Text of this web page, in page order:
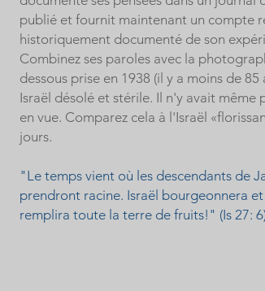
publié et fournit maintenant un compte
historiquement documenté de son
Combinez ses paroles avec la
dessous prise en 1938 (il y a moins de 85
Israël désolé et stérile. Il n'y avait même
en vue. Comparez cela à l'Israël
jours.
"Le temps vient où les descendants de
prendront racine. Israël bourgeonnera
remplira toute la terre de fruits!" (Is 27: